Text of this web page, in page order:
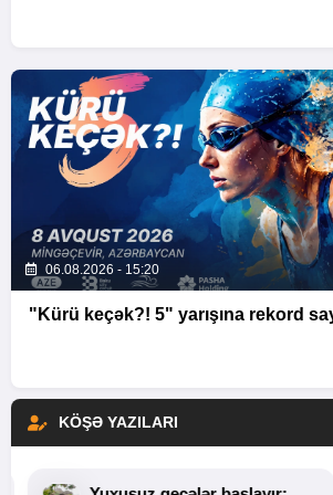
06.08.2026 - 15:20
"Kürü keçək?! 5" yarışına rekord
KÖŞƏ YAZILARI